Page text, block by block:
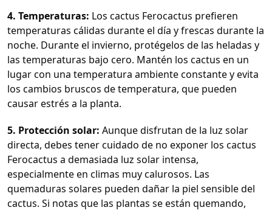
4. Temperaturas: Los cactus Ferocactus prefieren
temperaturas cálidas durante el día y frescas durante la
noche. Durante el invierno, protégelos de las heladas y
las temperaturas bajo cero. Mantén los cactus en un
lugar con una temperatura ambiente constante y evita
los cambios bruscos de temperatura, que pueden
causar estrés a la planta.
5. Protección solar: Aunque disfrutan de la luz solar
directa, debes tener cuidado de no exponer los cactus
Ferocactus a demasiada luz solar intensa,
especialmente en climas muy calurosos. Las
quemaduras solares pueden dañar la piel sensible del
cactus. Si notas que las plantas se están quemando,